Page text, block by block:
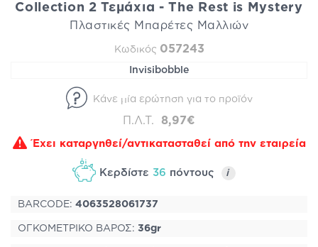
Collection 2 Τεμάχια - The Rest is Mystery
Πλαστικές Μπαρέτες Μαλλιών
Κωδικός 057243
Invisibobble
Κάνε μία ερώτηση για το προϊόν
Π.Λ.Τ. 8,97€
Έχει καταργηθεί/αντικατασταθεί από την εταιρεία
Κερδίστε 36 πόντους i
BARCODE: 4063528061737
ΟΓΚΟΜΕΤΡΙΚΟ ΒΑΡΟΣ: 36gr